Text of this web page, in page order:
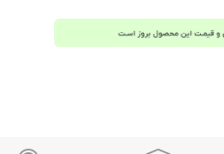
کیفیت محصول